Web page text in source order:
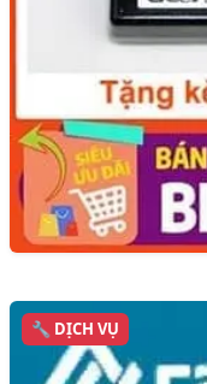
🔧 DỊCH VỤ